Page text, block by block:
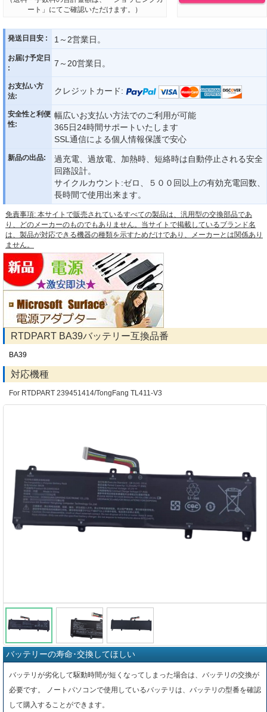
ート」にてご確認いただけます。）
発送日目安 : 1～2営業日。
お届け予定日
:
7～20営業日。
お支払い方
法:
クレジットカード:
安全性と利便
性:
幅広いお支払い方法でのご利用が可能
365日24時間サポートいたします
SSL通信による個人情報保護で安心
新品の出品:
過充電、過放電、加熱時、短絡時は自動停止される安全
回路設計。
サイクルカウント:ゼロ、５００回以上の有効充電回数、
長時間で使用出来ます。
免責事項: 本サイトで販売されているすべての製品は、汎用型の交換部品であ
り、どのメーカーのものでもありません。当サイトで掲載しているブランド名
は、製品が対応できる機器の種類を示すためだけであり、メーカーとは関係あり
ません。
RTDPART BA39バッテリー互換品番
BA39
対応機種
For RTDPART 239451414/TongFang TL411-V3
バッテリーの寿命･交換してほしい
バッテリが劣化して駆動時間が短くなってしまった場合は、バッテリの交換が
必要です。 ノートパソコンで使用しているバッテリは、バッテリの型番を確認
して購入することができます。